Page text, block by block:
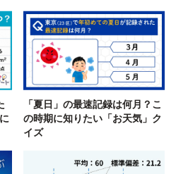
「夏日」の最速記録は何月？こ
の時期に知りたい「お天気」ク
イズ